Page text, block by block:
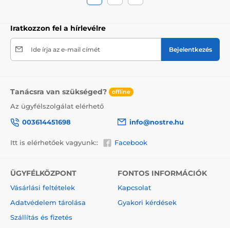
Iratkozzon fel a hírlevélre
Ide írja az e-mail címét Bejelentkezés
Tanácsra van szükséged? offline
Az ügyfélszolgálat elérhető
003614451698
info@nostre.hu
Itt is elérhetőek vagyunk:: Facebook
ÜGYFÉLKÖZPONT
Vásárlási feltételek
Adatvédelem tárolása
Szállítás és fizetés
FONTOS INFORMÁCIÓK
Kapcsolat
Gyakori kérdések